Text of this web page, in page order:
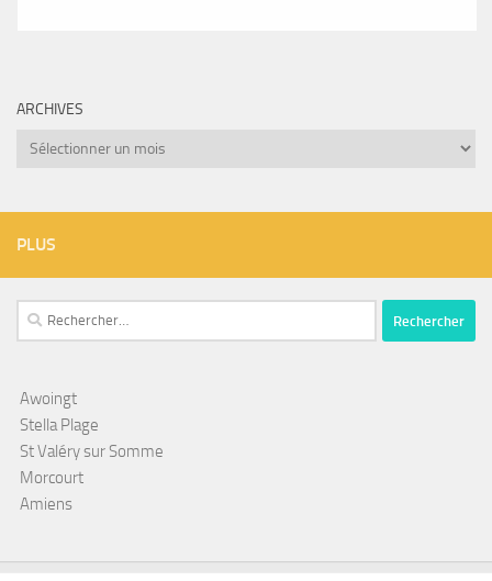
ARCHIVES
Archives
PLUS
Rechercher :
Awoingt
Stella Plage
St Valéry sur Somme
Morcourt
Amiens